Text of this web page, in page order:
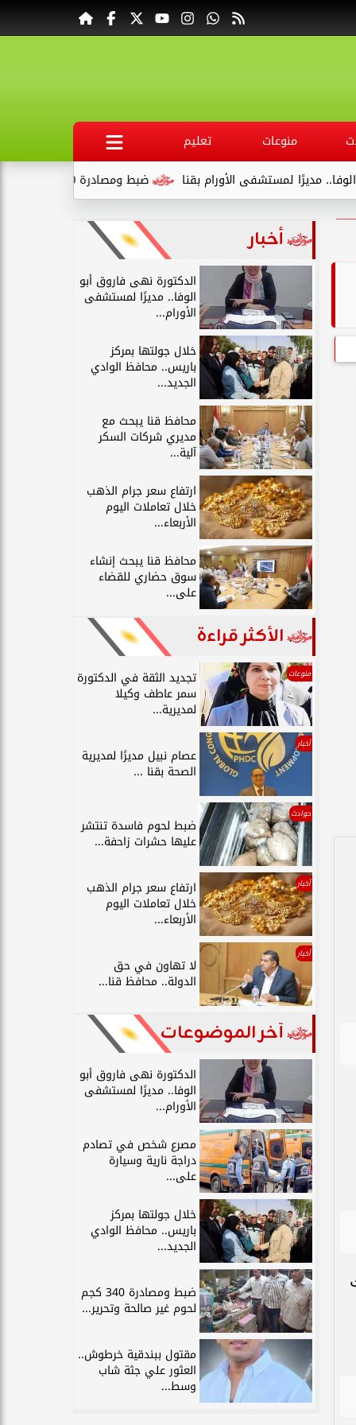
منوعات
تعليم
ضبط ومصادرة 340 كجم لحوم غير صالحة وتحرير 39 مخالفة في المنيا
لمستشفى الأورام بقنا
أخبار
الدكتورة نهى فاروق أبو
الوفا.. مديرًا لمستشفى
الأورام...
خلال جولتها بمركز
باريس.. محافظ الوادي
الجديد...
محافظ قنا يبحث مع
مديري شركات السكر
آلية...
ارتفاع سعر جرام الذهب
خلال تعاملات اليوم
الأربعاء...
محافظ قنا يبحث إنشاء
سوق حضاري للقضاء
على...
الأكثر قراءة
منوعات تجديد الثقة في الدكتورة
سمر عاطف وكيلا
لمديرية...
أخبار
عصام نبيل مديرًا لمديرية
الصحة بقنا ...
حوادث
ضبط لحوم فاسدة تنتشر
عليها حشرات زاحفة...
أخبار ارتفاع سعر جرام الذهب
خلال تعاملات اليوم
الأربعاء...
أخبار
لا تهاون في حق
الدولة.. محافظ قنا...
آخر الموضوعات
الدكتورة نهى فاروق أبو
الوفا.. مديرًا لمستشفى
الأورام...
مصرع شخص في تصادم
دراجة نارية وسيارة
على...
خلال جولتها بمركز
باريس.. محافظ الوادي
الجديد...
ضبط ومصادرة 340 كجم
لحوم غير صالحة وتحرير...
مقتول ببندقية خرطوش..
العثور علي جثة شاب
وسط...